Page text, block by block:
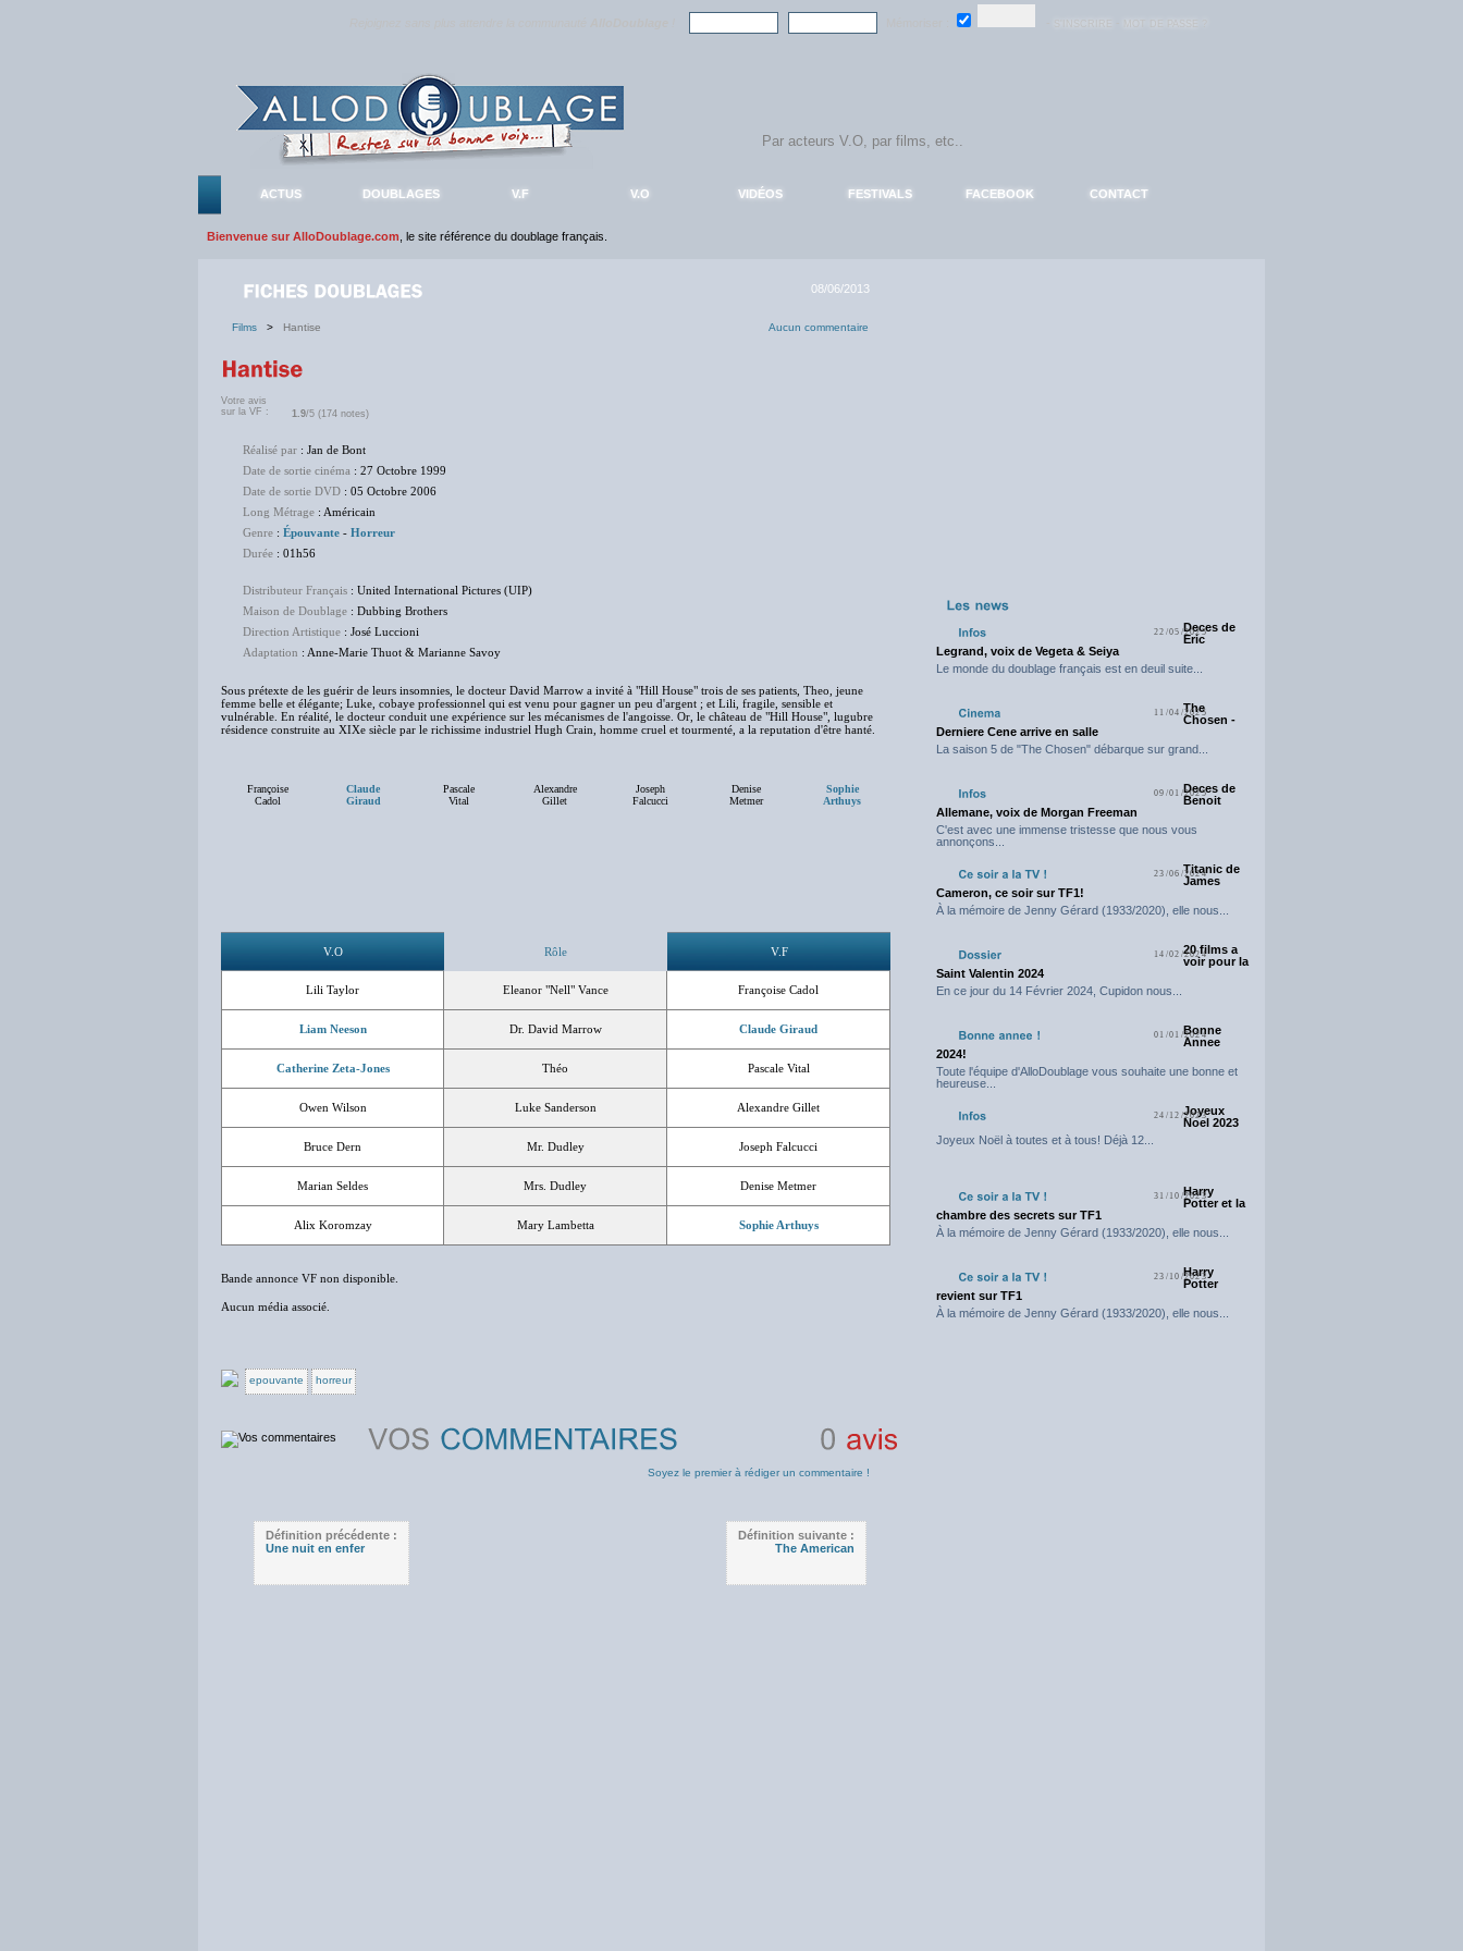
ACTUS DOUBLAGES V.F V.O VIDÉOS FESTIVALS FACEBOOK CONTACT
Bienvenue sur AlloDoublage.com , le site référence du doublage français.
08/06/2013
Films > Hantise Aucun commentaire
Votre avis
sur la VF :
1.9/5 (174 notes)
Réalisé par : Jan de Bont
Date de sortie cinéma : 27 Octobre 1999
Date de sortie DVD : 05 Octobre 2006
Long Métrage : Américain
Genre : Épouvante - Horreur
Durée : 01h56
Distributeur Français : United International Pictures (UIP)
Maison de Doublage : Dubbing Brothers
Direction Artistique : José Luccioni
Adaptation : Anne-Marie Thuot & Marianne Savoy
Sous prétexte de les guérir de leurs insomnies, le docteur David Marrow a invité à "Hill House" trois de ses patients, Theo, jeune
femme belle et élégante; Luke, cobaye professionnel qui est venu pour gagner un peu d'argent ; et Lili, fragile, sensible et
vulnérable. En réalité, le docteur conduit une expérience sur les mécanismes de l'angoisse. Or, le château de "Hill House", lugubre
résidence construite au XIXe siècle par le richissime industriel Hugh Crain, homme cruel et tourmenté, a la reputation d'être hanté.
Françoise
Cadol
Claude
Giraud
Pascale
Vital
Alexandre
Gillet
Joseph
Falcucci
Denise
Metmer
Sophie
Arthuys
V.O Rôle V.F
Lili Taylor Eleanor "Nell" Vance Françoise Cadol
Liam Neeson Dr. David Marrow Claude Giraud
Catherine Zeta-Jones Théo Pascale Vital
Owen Wilson Luke Sanderson Alexandre Gillet
Bruce Dern Mr. Dudley Joseph Falcucci
Marian Seldes Mrs. Dudley Denise Metmer
Alix Koromzay Mary Lambetta Sophie Arthuys
Bande annonce VF non disponible.
Aucun média associé.
epouvante horreur
Soyez le premier à rédiger un commentaire !
Définition précédente :
Une nuit en enfer
Définition suivante :
The American
22/05/2025Deces de
Eric
Legrand, voix de Vegeta & Seiya
Le monde du doublage français est en deuil suite...
11/04/2025
The
Chosen -
Derniere Cene arrive en salle
La saison 5 de "The Chosen" débarque sur grand...
09/01/2025Deces de
Benoit
Allemane, voix de Morgan Freeman
C'est avec une immense tristesse que nous vous
annonçons...
23/06/2024Titanic de
James
Cameron, ce soir sur TF1!
À la mémoire de Jenny Gérard (1933/2020), elle nous...
14/02/202420 films a
voir pour la
Saint Valentin 2024
En ce jour du 14 Février 2024, Cupidon nous...
01/01/2024
Bonne
Annee
2024!
Toute l'équipe d'AlloDoublage vous souhaite une bonne et
heureuse...
24/12/2023
Joyeux
Noel 2023
Joyeux Noël à toutes et à tous! Déjà 12...
31/10/2023
Harry
Potter et la
chambre des secrets sur TF1
À la mémoire de Jenny Gérard (1933/2020), elle nous...
23/10/2023
Harry
Potter
revient sur TF1
À la mémoire de Jenny Gérard (1933/2020), elle nous...